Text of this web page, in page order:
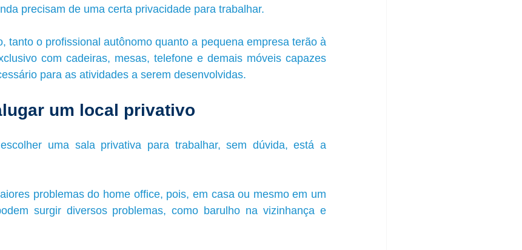
precisam de uma certa privacidade para trabalhar.
tanto o profissional autônomo quanto a pequena empresa terão à
com cadeiras, mesas, telefone e demais móveis capazes
para as atividades a serem desenvolvidas.
um local privativo
uma sala privativa para trabalhar, sem dúvida, está a
problemas do home office, pois, em casa ou mesmo em um
surgir diversos problemas, como barulho na vizinhança e